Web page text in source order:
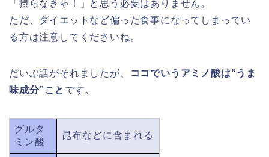
「摂らなきゃ！」と思う必要はありません。
ただ、ダイエットなど偏った食事になってしまってい
る方は注意してくださいね。
だいぶ話がそれましたが、
ココでいうアミノ酸は”うま
味成分”こと です。
グルタ
ミン酸
昆布などに含まれる